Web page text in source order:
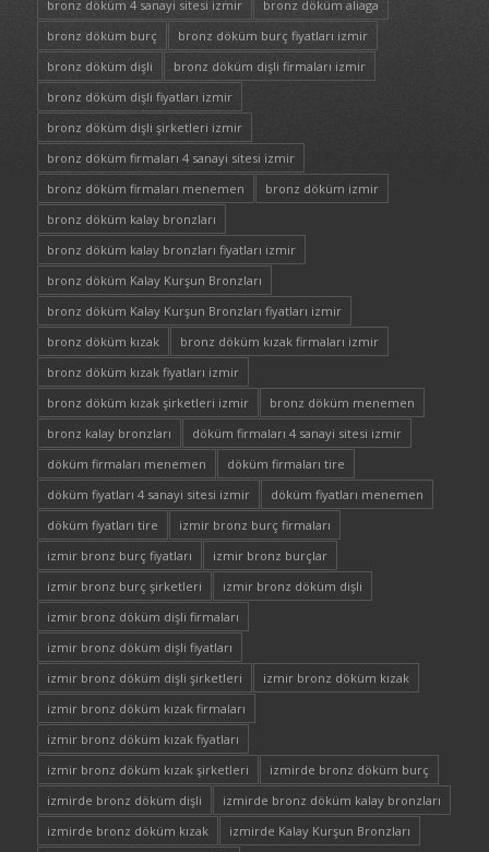
bronz döküm 4 sanayi sitesi izmir
bronz döküm aliaga
bronz döküm burç
bronz döküm burç fiyatları izmir
bronz döküm dişli
bronz döküm dişli firmaları izmir
bronz döküm dişli fiyatları izmir
bronz döküm dişli şirketleri izmir
bronz döküm firmaları 4 sanayi sitesi izmir
bronz döküm firmaları menemen
bronz döküm izmir
bronz döküm kalay bronzları
bronz döküm kalay bronzları fiyatları izmir
bronz döküm Kalay Kurşun Bronzları
bronz döküm Kalay Kurşun Bronzları fiyatları izmir
bronz döküm kızak
bronz döküm kızak firmaları izmir
bronz döküm kızak fiyatları izmir
bronz döküm kızak şirketleri izmir
bronz döküm menemen
bronz kalay bronzları
döküm firmaları 4 sanayi sitesi izmir
döküm firmaları menemen
döküm firmaları tire
döküm fiyatları 4 sanayi sitesi izmir
döküm fiyatları menemen
döküm fiyatları tire
izmir bronz burç firmaları
izmir bronz burç fiyatları
izmir bronz burçlar
izmir bronz burç şirketleri
izmir bronz döküm dişli
izmir bronz döküm dişli firmaları
izmir bronz döküm dişli fiyatları
izmir bronz döküm dişli şirketleri
izmir bronz döküm kızak
izmir bronz döküm kızak firmaları
izmir bronz döküm kızak fiyatları
izmir bronz döküm kızak şirketleri
izmirde bronz döküm burç
izmirde bronz döküm dişli
izmirde bronz döküm kalay bronzları
izmirde bronz döküm kızak
izmirde Kalay Kurşun Bronzları